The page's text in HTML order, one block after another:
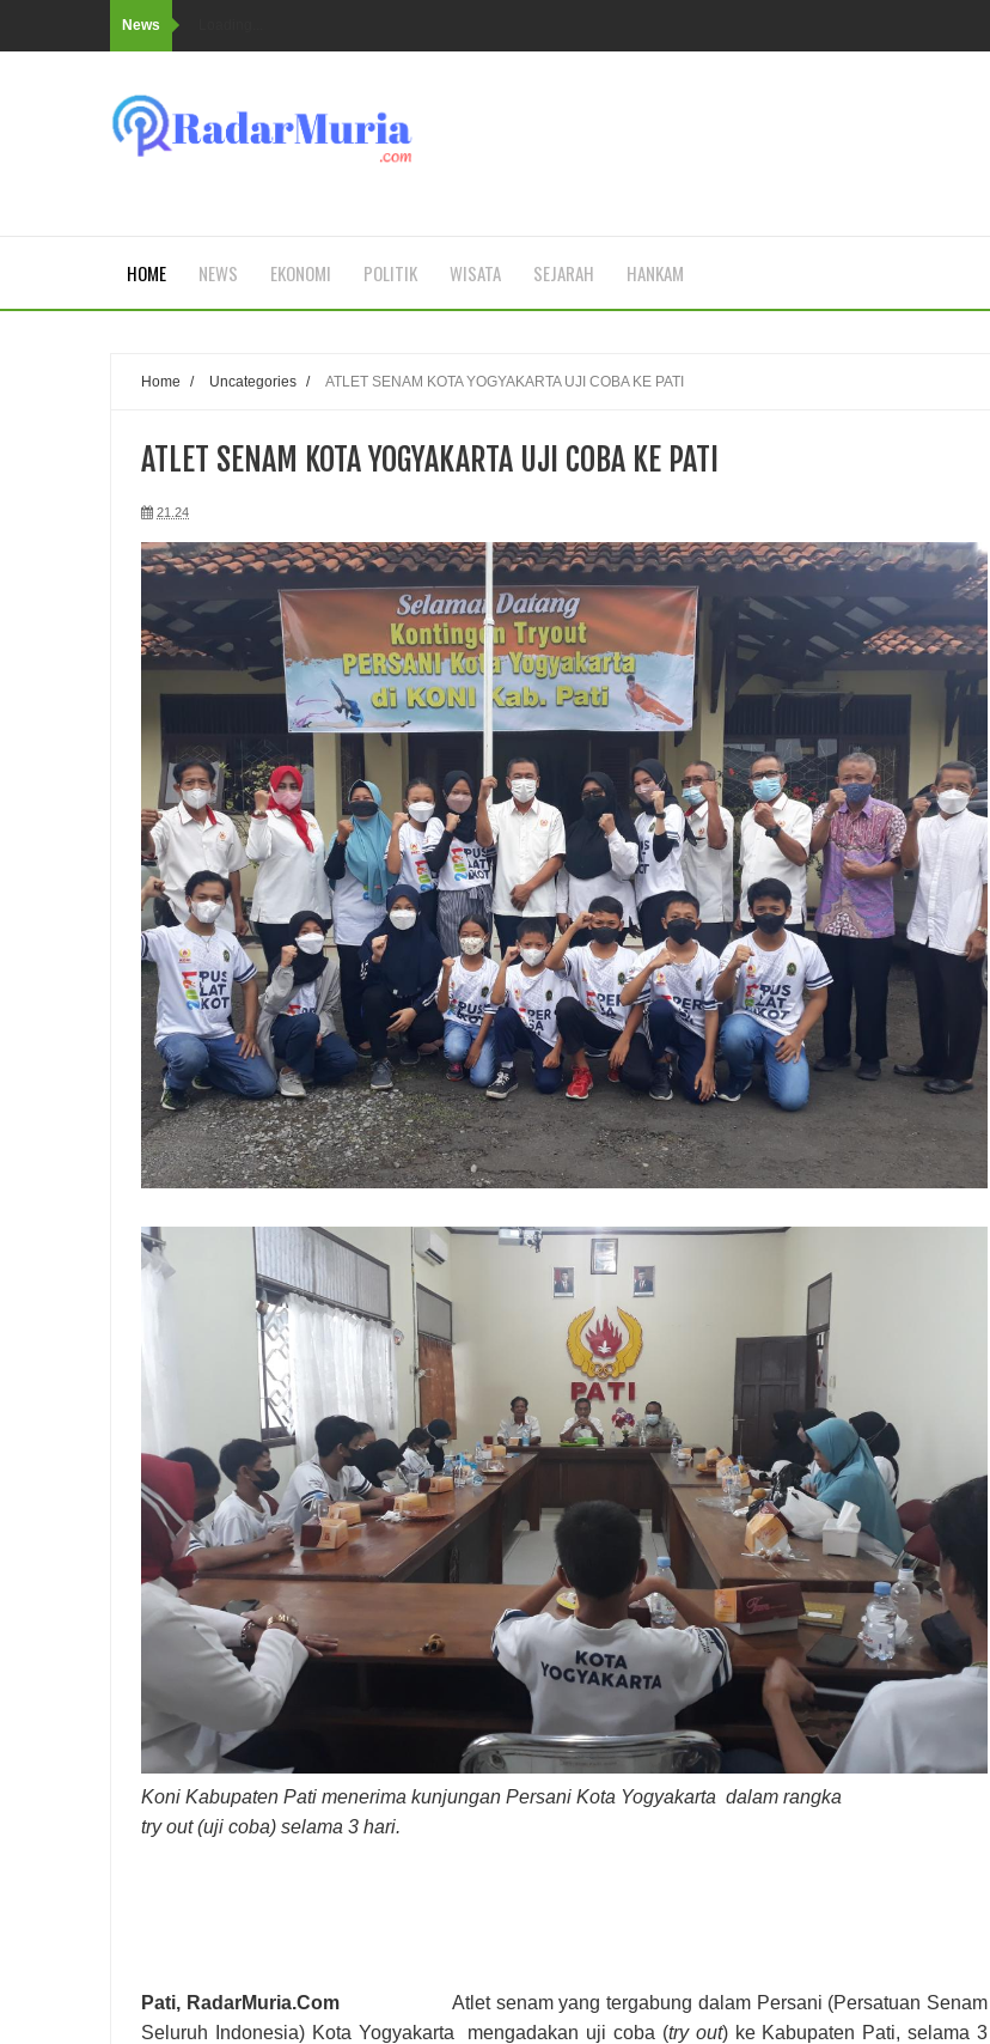
News
HOME NEWS EKONOMI POLITIK WISATA SEJARAH HANKAM
Home / Uncategories / ATLET SENAM KOTA YOGYAKARTA UJI COBA KE PATI
ATLET SENAM KOTA YOGYAKARTA UJI COBA KE PATI
21.24
Koni Kabupaten Pati menerima kunjungan Persani Kota Yogyakarta dalam rangka
try out (uji coba) selama 3 hari.
Pati, RadarMuria.Com Atlet senam yang tergabung dalam Persani (Persatuan Senam
Seluruh Indonesia) Kota Yogyakarta mengadakan uji coba (try out) ke Kabupaten Pati, selama 3